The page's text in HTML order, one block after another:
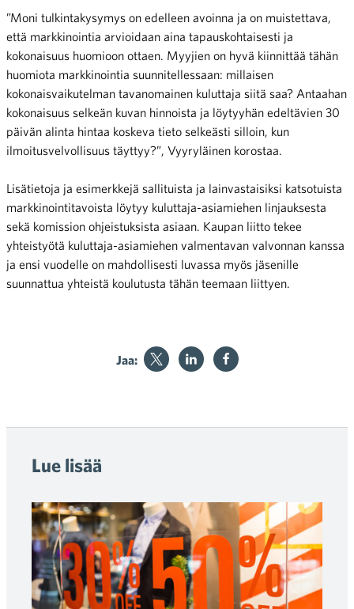
”Moni tulkintakysymys on edelleen avoinna ja on muistettava,
että markkinointia arvioidaan aina tapauskohtaisesti ja
kokonaisuus huomioon ottaen. Myyjien on hyvä kiinnittää tähän
huomiota markkinointia suunnitellessaan: millaisen
kokonaisvaikutelman tavanomainen kuluttaja siitä saa? Antaahan
kokonaisuus selkeän kuvan hinnoista ja löytyyhän edeltävien 30
päivän alinta hintaa koskeva tieto selkeästi silloin, kun
ilmoitusvelvollisuus täyttyy?”, Vyyryläinen korostaa.
Lisätietoja ja esimerkkejä sallituista ja lainvastaisiksi katsotuista
markkinointitavoista löytyy kuluttaja-asiamiehen linjauksesta
sekä komission ohjeistuksista asiaan. Kaupan liitto tekee
yhteistyötä kuluttaja-asiamiehen valmentavan valvonnan kanssa
ja ensi vuodelle on mahdollisesti luvassa myös jäsenille
suunnattua yhteistä koulutusta tähän teemaan liittyen.
Jaa:
Lue lisää